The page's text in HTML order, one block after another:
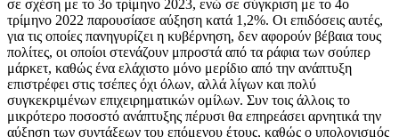
σε σχέση με το 3ο τρίμηνο 2023, ενώ σε σύγκριση με το 4ο
τρίμηνο 2022 παρουσίασε αύξηση κατά 1,2%. Οι επιδόσεις αυτές,
για τις οποίες πανηγυρίζει η κυβέρνηση, δεν αφορούν βέβαια τους
πολίτες, οι οποίοι στενάζουν μπροστά από τα ράφια των σούπερ
μάρκετ, καθώς ένα ελάχιστο μόνο μερίδιο από την ανάπτυξη
επιστρέφει στις τσέπες όχι όλων, αλλά λίγων και πολύ
συγκεκριμένων επιχειρηματικών ομίλων. Συν τοις άλλοις το
μικρότερο ποσοστό ανάπτυξης πέρυσι θα επηρεάσει αρνητικά την
αύξηση των συντάξεων του επόμενου έτους, καθώς ο υπολογισμός